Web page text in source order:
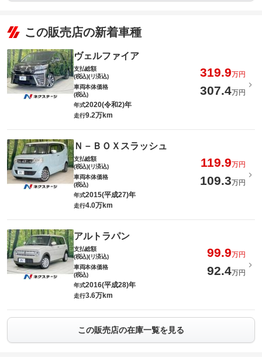
この販売店の新着車種
ヴェルファイア
支払総額
(税込)(リ済込)
319.9万円
車両本体価格
(税込)
307.4万円
年式2020(令和2)年
走行9.2万km
Ｎ－ＢＯＸスラッシュ
支払総額
(税込)(リ済込)
119.9万円
車両本体価格
(税込)
109.3万円
年式2015(平成27)年
走行4.0万km
アルトラパン
支払総額
(税込)(リ済込)
99.9万円
車両本体価格
(税込)
92.4万円
年式2016(平成28)年
走行3.6万km
この販売店の在庫一覧を見る